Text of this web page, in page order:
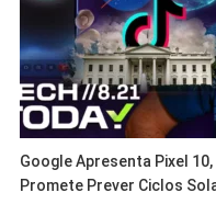
Google Apresenta Pixel
Promete Prever Ciclos